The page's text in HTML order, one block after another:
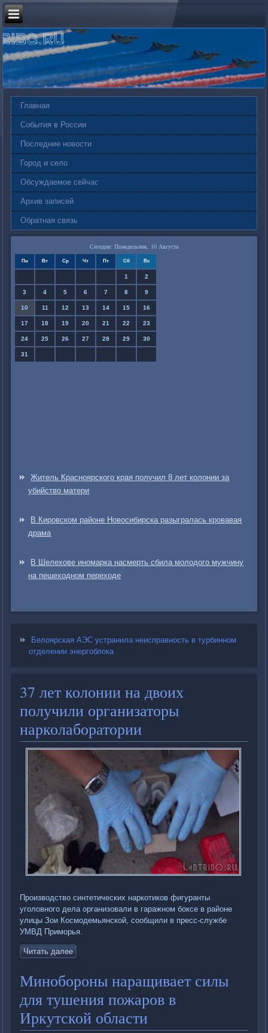
Главная
События в России
Последние новости
Город и село
Обсуждаемое сейчас
Архив записей
Обратная связь
Сегодня: Понедельник, 10 Августа
Пн Вт Ср Чт Пт Сб Вс
1 2
3 4 5 6 7 8 9
10 11 12 13 14 15 16
17 18 19 20 21 22 23
24 25 26 27 28 29 30
31
Житель Красноярского края получил 8 лет колонии за
убийство матери
В Кировском районе Новосибирска разыгралась кровавая
драма
В Шелехове иномарка насмерть сбила молодого мужчину
на пешеходном переходе
Белоярская АЭС устранила неисправность в турбинном
отделении энергоблока
37 лет колонии на двоих
получили организаторы
нарколаборатории
Производство синтетических наркотиков фигуранты
уголовного дела организовали в гаражном боксе в районе
улицы Зои Космодемьянской, сообщили в пресс-службе
УМВД Приморья.
Читать далее
Минобороны наращивает силы
для тушения пожаров в
Иркутской области